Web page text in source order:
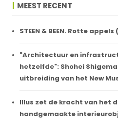
MEEST RECENT
STEEN & BEEN. Rotte
"Architectuur en
hetzelfde": Shohei
uitbreiding van het New
Illus zet de kracht van het
handgemaakte